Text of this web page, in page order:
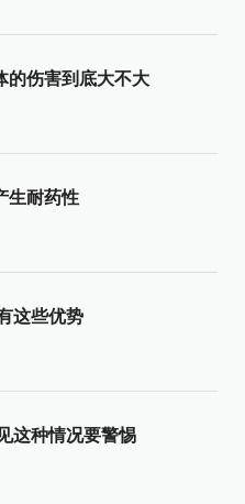
的伤害到底大不大
生耐药性
这些优势
这种情况要警惕